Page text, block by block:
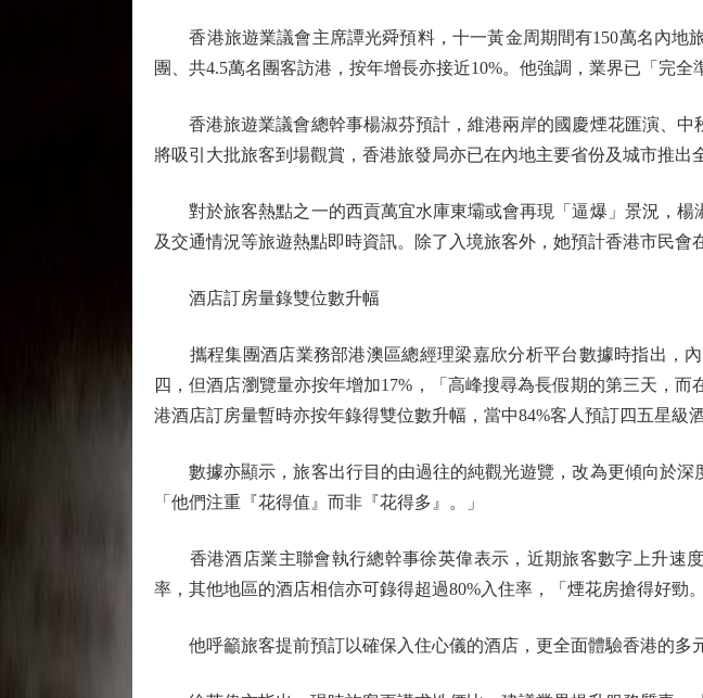
香港旅遊業議會主席譚光舜預料，十一黃金周期間有150萬名內地
團、共4.5萬名團客訪港，按年增長亦接近10%。他強調，業界已「完全
香港旅遊業議會總幹事楊淑芬預計，維港兩岸的國慶煙花匯演、中
將吸引大批旅客到場觀賞，香港旅發局亦已在內地主要省份及城市推出
對於旅客熱點之一的西貢萬宜水庫東壩或會再現「逼爆」景況，楊
及交通情況等旅遊熱點即時資訊。除了入境旅客外，她預計香港市民會
酒店訂房量錄雙位數升幅
攜程集團酒店業務部港澳區總經理梁嘉欣分析平台數據時指出，
四，但酒店瀏覽量亦按年增加17%，「高峰搜尋為長假期的第三天，
港酒店訂房量暫時亦按年錄得雙位數升幅，當中84%客人預訂四五星級
數據亦顯示，旅客出行目的由過往的純觀光遊覽，改為更傾向於深
「他們注重『花得值』而非『花得多』。」
香港酒店業主聯會執行總幹事徐英偉表示，近期旅客數字上升速
率，其他地區的酒店相信亦可錄得超過80%入住率，「煙花房搶得好勁。
他呼籲旅客提前預訂以確保入住心儀的酒店，更全面體驗香港的多元